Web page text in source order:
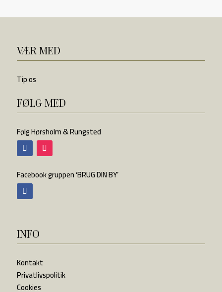
VÆR MED
Tip os
FØLG MED
Følg Hørsholm & Rungsted
Facebook gruppen ‘BRUG DIN BY’
INFO
Kontakt
Privatlivspolitik
Cookies